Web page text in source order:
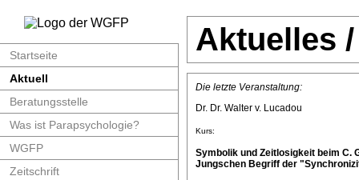
Startseite
Aktuell
Beratungsstelle
Was ist Parapsychologie?
WGFP
Zeitschrift
Aktuelles
Die letzte Veranstaltung:
Dr. Dr. Walter v. Lucadou
Kurs:
Symbolik und Zeitlosigkeit beim C.
Jungschen Begriff der